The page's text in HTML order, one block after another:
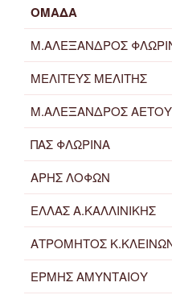
ΟΜΑΔΑ
Μ.ΑΛΕΞΑΝΔΡΟΣ
ΜΕΛΙΤΕΥΣ ΜΕΛΙΤΗΣ
Μ.ΑΛΕΞΑΝΔΡΟΣ ΑΕΤΟΥ
ΠΑΣ ΦΛΩΡΙΝΑ
ΑΡΗΣ ΛΟΦΩΝ
ΕΛΛΑΣ Α.ΚΑΛΛΙΝΙΚΗΣ
ΑΤΡΟΜΗΤΟΣ
ΕΡΜΗΣ ΑΜΥΝΤΑΙΟΥ